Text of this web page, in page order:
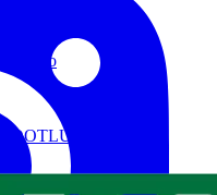
Cimco
DOTLUX GmbH